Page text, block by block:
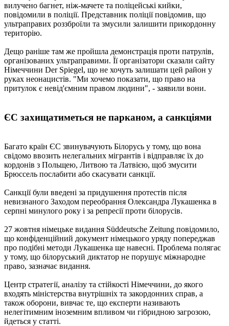
вилучено багнет, ніж-мачете та поліцейські кийки,
повідомили в поліції. Представник поліції повідомив, що
ультраправих роззброїли та змусили залишити прикордонну
територію.
Дещо раніше там же пройшла демонстрація проти патрулів,
організованих ультраправими. Її організатори сказали сайту
Німеччини Der Spiegel, що не хочуть залишати цей район у
руках неонацистів. "Ми хочемо показати, що право на
притулок є невід'ємним правом людини", - заявили вони.
ЄС захищатиметься не парканом, а санкціями
Багато країн ЄС звинувачують Білорусь у тому, що вона
свідомо ввозить нелегальних мігрантів і відправляє їх до
кордонів з Польщею, Литвою та Латвією, щоб змусити
Брюссель послабити або скасувати санкції.
Санкції були введені за придушення протестів після
невизнаного Заходом переобрання Олександра Лукашенка в
серпні минулого року і за репресії проти білорусів.
27 жовтня німецьке видання Süddeutsche Zeitung повідомило,
що конфіденційний документ німецького уряду попереджав
про подібні методи Лукашенка ще навесні. Проблема полягає
у тому, що білоруський диктатор не порушує міжнародне
право, зазначає видання.
Центр стратегії, аналізу та стійкості Німеччини, до якого
входять міністерства внутрішніх та закордонних справ, а
також оборони, вивчає те, що експерти називають
нелегітимним іноземним впливом чи гібридною загрозою,
йдеться у статті.